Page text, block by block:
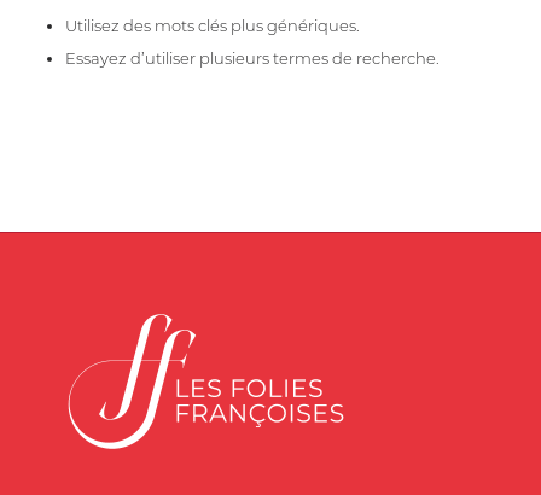
Utilisez des mots clés plus génériques.
Essayez d’utiliser plusieurs termes de recherche.